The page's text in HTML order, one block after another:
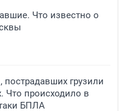
Что известно о
пострадавших грузили
Что происходило в
БПЛА